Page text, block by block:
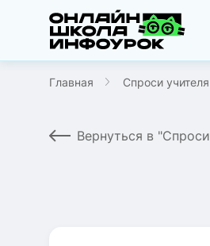
Главная Спроси учителя
Вернуться в